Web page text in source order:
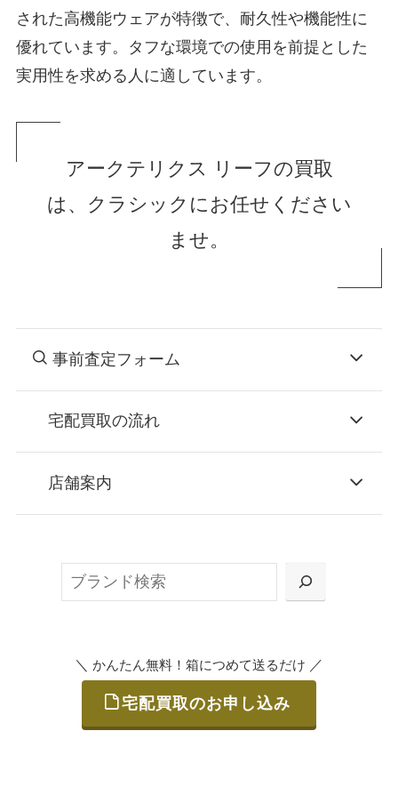
された高機能ウェアが特徴で、耐久性や機能性に
優れています。タフな環境での使用を前提とした
実用性を求める人に適しています。
アークテリクス リーフの買取
は、クラシックにお任せください
ませ。
事前査定フォーム
宅配買取の流れ
お申込み
または梱包材不要の「集荷申込」からお選び
ご発送
店舗案内
＼ かんたん無料！箱につめて送るだけ ／
宅配買取のお申し込み